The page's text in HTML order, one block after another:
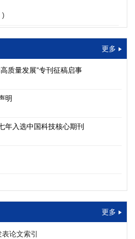
)
综述：场景需求、技术路线与配置
doi.org/10.16503/j.cnki.2095-
及集成应用——以宁波舟山港穿山港
贵, 钟晓晖, 严新平
亚彬, 刘状壮
doi.org/10.16503/j.cnki.2095-
)
更多
质量发展”专刊征稿启事
明
年入选中国科技核心期刊
更多
论文索引